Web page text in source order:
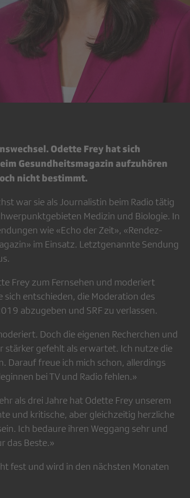
Odette Frey hat sich
Gesundheitsmagazin aufzuhören
nicht bestimmt.
war sie als Journalistin beim Radio tätig
Medizin und Biologie. In
wie «Echo der Zeit», «Rendez-
im Einsatz. Letztgenannte Sendung
Frey zum Fernsehen und moderiert
entschieden, die Moderation des
abzugeben und SRF zu verlassen.
Doch die eigenen Recherchen und
stärker gefehlt als erwartet. Ich nutze die
Darauf freue ich mich schon, allerdings
bei TV und Radio fehlen.»
als drei Jahre hat Odette Frey unserem
und kritische, aber gleichzeitig herzliche
Ich bedaure ihren Weggang sehr und
das Beste.»
fest und wird in den nächsten Monaten